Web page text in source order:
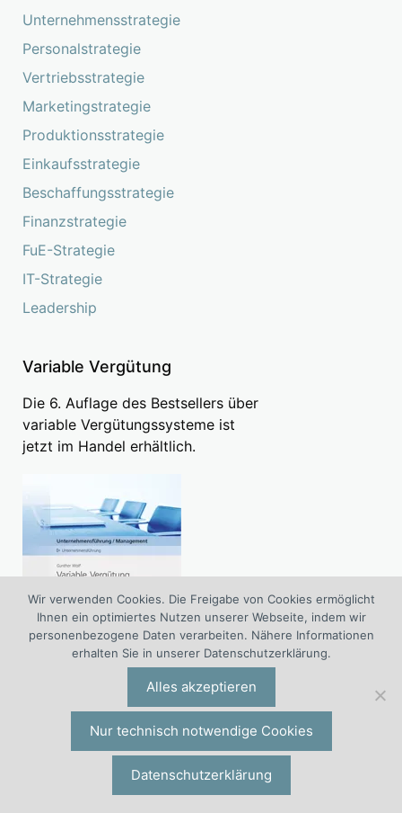
Unternehmensstrategie
Personalstrategie
Vertriebsstrategie
Marketingstrategie
Produktionsstrategie
Einkaufsstrategie
Beschaffungsstrategie
Finanzstrategie
FuE-Strategie
IT-Strategie
Leadership
Variable Vergütung
Die 6. Auflage des Bestsellers über
variable Vergütungssysteme ist
jetzt im Handel erhältlich.
Variable Vergütung. Genial einfach Unternehmen
steuern, Führungskräfte entlasten und Mitarbeiter
Wir verwenden Cookies. Die Freigabe von Cookies ermöglicht
Ihnen ein optimiertes Nutzen unserer Webseite, indem wir
personenbezogene Daten verarbeiten. Nähere Informationen
erhalten Sie in unserer Datenschutzerklärung.
Alles akzeptieren
Nur technisch notwendige Cookies
Datenschutzerklärung